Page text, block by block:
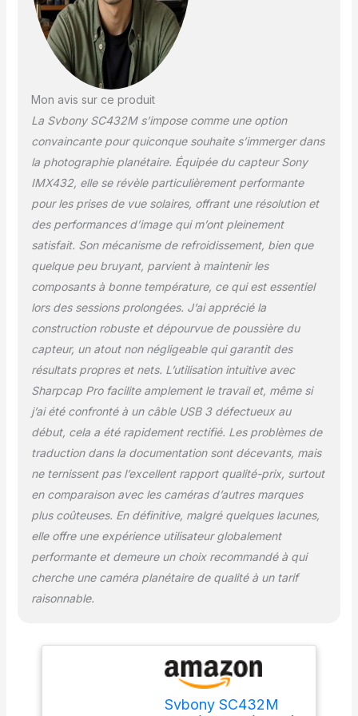
sensibilité; des images
avec des couleurs plus
fines et des détails plus
subtils sont possibles;
d’imagerie Cadre de 1,1";
la caméra
d'astrophotographie
SC432M a un grand
format de 1,1"; un champ
de vision plus large; et
une zone plus grande
que les caméras
planétaires actuellement
pour prendre des photos
du la lune; c'est
naturellement un meilleur
choix; il peut répondre
d'observation de votre
Refroidissement par
ventilateur; connecté à
une alimentation externe
5V1A; alimentation de
abaisser la température
de la caméra de 5 à 10
degrés pour garantir de
meilleurs effets
d'imagerie HCG; les
capteurs avec HCG
permettent à la caméra
soucier du bruit qui
affecte la qualité de
l'image Mémoire USB 3.0
et DDR3 de 256 Mo; la
Mon avis sur ce produit
La Svbony SC432M s’impose comme une option
convaincante pour quiconque souhaite s’immerger dans
la photographie planétaire. Équipée du capteur Sony
IMX432, elle se révèle particulièrement performante
pour les prises de vue solaires, offrant une résolution et
des performances d’image qui m’ont pleinement
satisfait. Son mécanisme de refroidissement, bien que
quelque peu bruyant, parvient à maintenir les
composants à bonne température, ce qui est essentiel
lors des sessions prolongées. J’ai apprécié la
construction robuste et dépourvue de poussière du
capteur, un atout non négligeable qui garantit des
résultats propres et nets. L’utilisation intuitive avec
Sharpcap Pro facilite amplement le travail et, même si
j’ai été confronté à un câble USB 3 défectueux au
début, cela a été rapidement rectifié. Les problèmes de
traduction dans la documentation sont décevants, mais
ne ternissent pas l’excellent rapport qualité-prix, surtout
en comparaison avec les caméras d’autres marques
plus coûteuses. En définitive, malgré quelques lacunes,
elle offre une expérience utilisateur globalement
performante et demeure un choix recommandé à qui
cherche une caméra planétaire de qualité à un tarif
raisonnable.
Svbony SC432M